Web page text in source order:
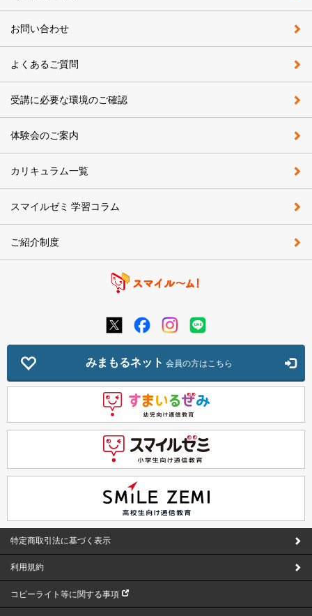
お問い合わせ
よくあるご質問
受講に必要な環境のご確認
体験会のご案内
カリキュラム一覧
スマイルゼミ 学習コラム
ご紹介制度
みまもるネット 会員の方はこちら
特定商取引法に基づく表示
利用規約
コピーライト等に関する事項